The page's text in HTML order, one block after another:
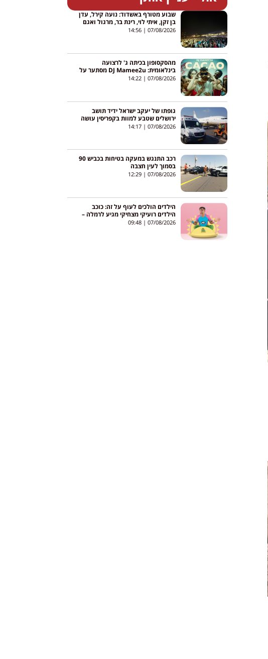
שבוע מטורף באשדוד: נועה קירל, עדן
בן זקן, איתי לוי, רינת בר, מרגול ואגם
בוחבוט – והכניסה חופשית
07/08/2026
14:56
מהסקסופון בכיתה ג' לרצועה
בינלאומית: DJ Mamee2u מסתער על
יוטיוב עם שיר חדש
07/08/2026
14:22
גופתו של יעקב ישראל ידיד תושב
ירושלים שטבע למוות בקפריסין עושה
את דרכה לישראל
07/08/2026
14:17
רכב התנגש במעקה בטיחות בכביש 90
בסמוך לעין חצבה
07/08/2026
12:29
הילדים הולכים לעוף על זה: כוכב
הילדים רועיקי מצחיקי מגיע לרמלה –
והכניסה חופשית
07/08/2026
09:48